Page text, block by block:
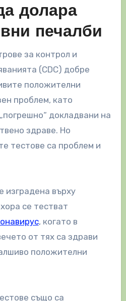
долара
печалби
за контрол и
(CDC) добре
положителни
проблем, като
докладвани на
здраве. Но
тестове са проблем и
е изградена върху
се тестват
, когато в
от тях са здрави
положителни
също са